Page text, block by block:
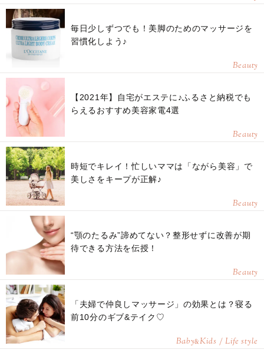
毎日少しずつでも！美脚のためのマッサージを
習慣化しよう♪
Beauty
【2021年】自宅がエステに♪ふるさと納税でも
らえるおすすめ美容家電4選
Beauty
時短でキレイ！忙しいママは「ながら美容」で
美しさをキープが正解♪
Beauty
“顎のたるみ”諦めてない？整形せずに改善が期
待できる方法を伝授！
Beauty
「夫婦で仲良しマッサージ」の効果とは？寝る
前10分のギブ&テイク♡
Baby&Kids / Life style